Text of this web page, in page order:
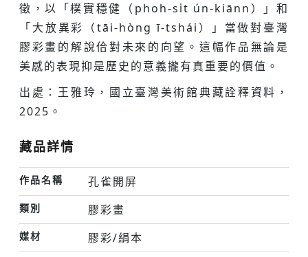
徵，以「樸實穩健（phoh-si̍t ún-kiānn）」和
「大放異彩（tāi-hòng ī-tshái）」當做對臺灣
膠彩畫的解說佮對未來的向望。這幅作品無論是
美感的表現抑是歷史的意義攏有真重要的價值。
出處：王雅玲，國立臺灣美術館典藏詮釋資料，
2025。
藏品詳情
作品名稱 孔雀開屏
類別 膠彩畫
媒材 膠彩/絹本